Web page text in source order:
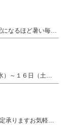
なるほど暑い毎…
）～１６日（土…
承りますお気軽…